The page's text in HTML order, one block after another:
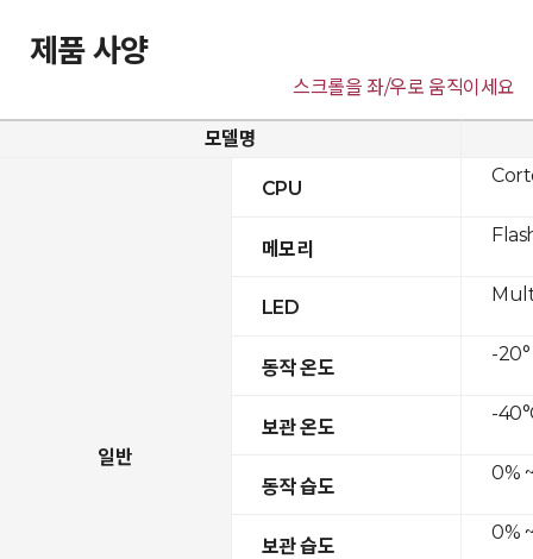
제품 사양
스크롤을 좌/우로 움직이세요
모델명
일반
CPU
메모리
LED
동작 온도
보관 온도
동작 습도
보관 습도
-20°
-
0%
0%